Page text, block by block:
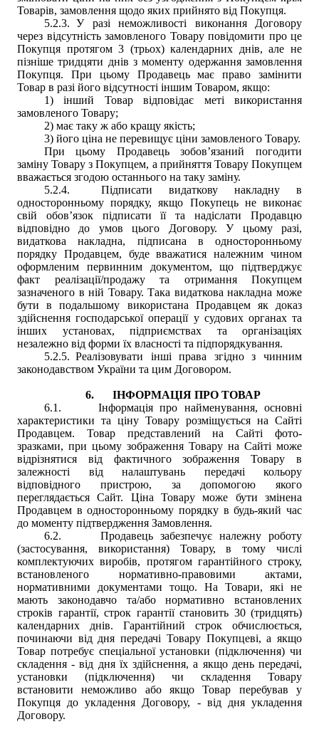
Товарів, замовлення щодо яких прийнято від Покупця.
5.2.3.
У разі неможливості виконання Договору
через відсутність замовленого Товару повідомити про це
Покупця протягом 3 (трьох) календарних днів, але не
пізніше тридцяти днів з моменту одержання замовлення
Покупця. При цьому Продавець має право замінити
Товар в разі його відсутності іншим Товаром, якщо:
1) інший Товар відповідає меті використання
замовленого Товару;
2) має таку ж або кращу якість;
3) його ціна не перевищує ціни замовленого Товару.
При цьому Продавець зобов’язаний погодити
заміну Товару з Покупцем, а прийняття Товару Покупцем
вважається згодою останнього на таку заміну.
5.2.4.
Підписати видаткову накладну в
односторонньому порядку, якщо Покупець не виконає
свій обов’язок підписати її та надіслати Продавцю
відповідно до умов цього Договору. У цьому разі,
видаткова накладна, підписана в односторонньому
порядку Продавцем, буде вважатися належним чином
оформленим первинним документом, що підтверджує
факт реалізації/продажу та отримання Покупцем
зазначеного в ній Товару. Така видаткова накладна може
бути в подальшому використана Продавцем як доказ
здійснення господарської операції у судових органах та
інших установах, підприємствах та організаціях
незалежно від форми їх власності та підпорядкування.
5.2.5. Реалізовувати інші права згідно з чинним
законодавством України та цим Договором.
6.
ІНФОРМАЦІЯ ПРО ТОВАР
6.1.
Інформація про найменування, основні
характеристики та ціну Товару розміщується на Сайті
Продавцем. Товар представлений на Сайті фото-
зразками, при цьому зображення Товару на Сайті може
відрізнятися від фактичного зображення Товару в
залежності від налаштувань передачі кольору
відповідного пристрою, за допомогою якого
переглядається Сайт. Ціна Товару може бути змінена
Продавцем в односторонньому порядку в будь-який час
до моменту підтвердження Замовлення.
6.2.
Продавець забезпечує належну роботу
(застосування, використання) Товару, в тому числі
комплектуючих виробів, протягом гарантійного строку,
встановленого нормативно-правовими актами,
нормативними документами тощо. На Товари, які не
мають законодавчо та/або нормативно встановлених
строків гарантії, строк гарантії становить 30 (тридцять)
календарних днів. Гарантійний строк обчислюється,
починаючи від дня передачі Товару Покупцеві, а якщо
Товар потребує спеціальної установки (підключення) чи
складення - від дня їх здійснення, а якщо день передачі,
установки (підключення) чи складення Товару
встановити неможливо або якщо Товар перебував у
Покупця до укладення Договору, - від дня укладення
Договору.